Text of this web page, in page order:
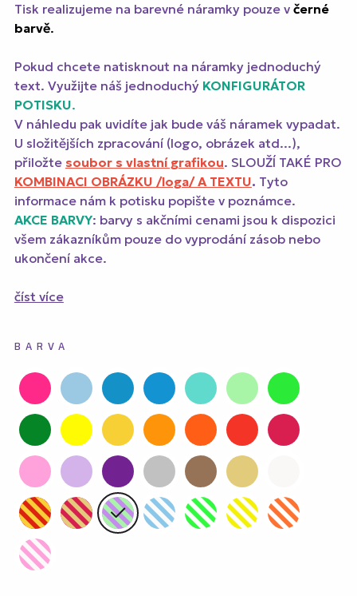
Tisk realizujeme na barevné náramky pouze v černé
barvě.
Pokud chcete natisknout na náramky jednoduchý
text. Využijte náš jednoduchý KONFIGURÁTOR
POTISKU.
V náhledu pak uvidíte jak bude váš náramek vypadat.
U složitějších zpracování (logo, obrázek atd...),
přiložte soubor s vlastní grafikou. SLOUŽÍ TAKÉ PRO
KOMBINACI OBRÁZKU /loga/ A TEXTU. Tyto
informace nám k potisku popište v poznámce.
AKCE BARVY: barvy s akčními cenami jsou k dispozici
všem zákazníkům pouze do vyprodání zásob nebo
ukončení akce.
číst více
BARVA